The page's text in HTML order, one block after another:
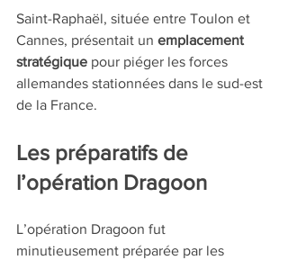
Saint-Raphaël, située entre Toulon et
Cannes, présentait un emplacement
stratégique pour piéger les forces
allemandes stationnées dans le sud-est
de la France.
Les préparatifs de
l’opération Dragoon
L’opération Dragoon fut
minutieusement préparée par les